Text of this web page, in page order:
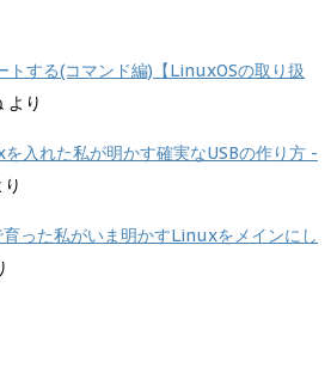
する(コマンド編)【LinuxOSの取り扱
より
入れた私が明かす確実なUSBの作り方 -
り
った私がいま明かすLinuxをメインにし